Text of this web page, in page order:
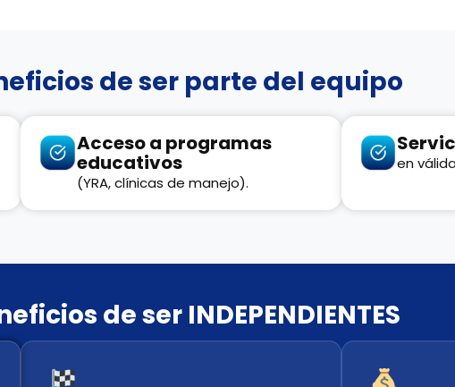
de ser parte del equipo
Acceso a programas
educativos
(YRA, clínicas de manejo).
en
de ser INDEPENDIENTES